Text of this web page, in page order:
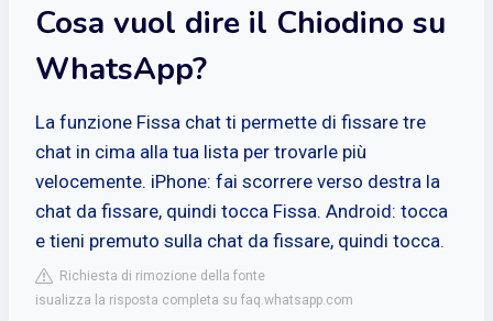
Cosa vuol dire il Chiodino su
WhatsApp?
La funzione Fissa chat ti permette di fissare tre
chat in cima alla tua lista per trovarle più
velocemente. iPhone: fai scorrere verso destra la
chat da fissare, quindi tocca Fissa. Android: tocca
e tieni premuto sulla chat da fissare, quindi tocca.
Richiesta di rimozione della fonte
isualizza la risposta completa su faq.whatsapp.com